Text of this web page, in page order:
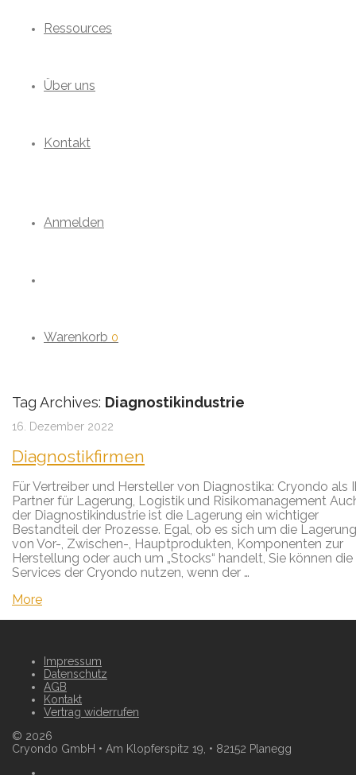
Ressources
Über uns
Kontakt
Anmelden
Warenkorb 0
Tag Archives: Diagnostikindustrie
16. Dezember 2022
Diagnostikfirmen
Für Vertreiber und Hersteller von Diagnostika: Cryondo als
Partner für Lagerung, Logistik und Risikomanagement
der Diagnostikindustrie ist die Lagerung ein wichtiger
Bestandteil der Prozesse. Egal, ob es sich um die Lagerung
von Vor-, Zwischen-, Hauptprodukten, Komponenten zur
Herstellung oder auch um „Stocks“ handelt, Sie können die
Services der Cryondo nutzen, wenn der …
More
Impressum
Datenschutz
AGB
Kontakt
Vertrag widerrufen
© 2026
Cryondo GmbH • Am Klopferspitz 19, • 82152 Planegg